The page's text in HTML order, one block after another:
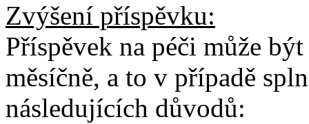
Zvýšení příspěvku:
Příspěvek na péči může
měsíčně, a to v případě
následujících důvodů: